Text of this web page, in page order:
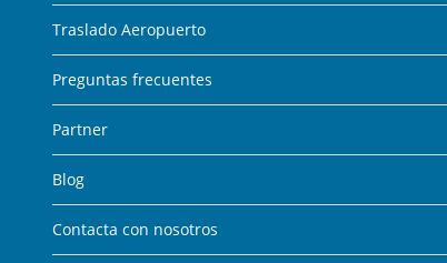
Traslado Aeropuerto
Preguntas frecuentes
Partner
Blog
Contacta con nosotros